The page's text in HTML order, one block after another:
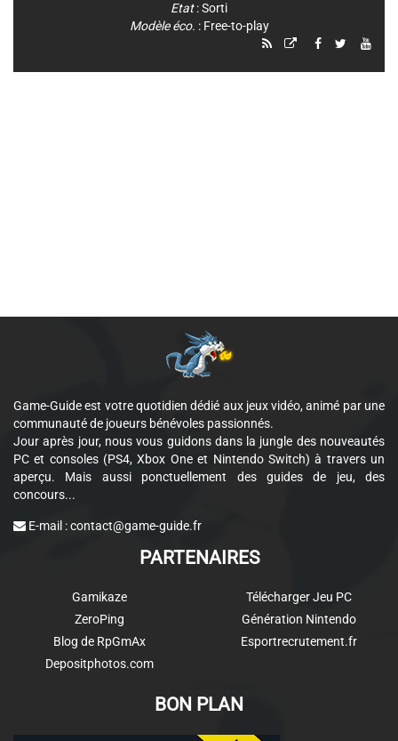
Etat: Sorti
Modèle éco. : Free-to-play
Game-Guide est votre quotidien dédié aux jeux vidéo, animé par une
communauté de joueurs bénévoles passionnés.
Jour après jour, nous vous guidons dans la jungle des nouveautés
PC et consoles (PS4, Xbox One et Nintendo Switch) à travers un
aperçu. Mais aussi ponctuellement des guides de jeu, des
concours...
E-mail :contact@game-guide.fr
PARTENAIRES
Gamikaze
ZeroPing
Blog de RpGmAx
Depositphotos.com
Télécharger Jeu PC
Génération Nintendo
Esportrecrutement.fr
BON PLAN